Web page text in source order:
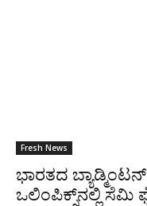
Fresh News
ಭಾರತದ
ಒಲಿಂಪಿಕ್ಸ್‌ನಲ್ಲಿ ಸೆಮಿ